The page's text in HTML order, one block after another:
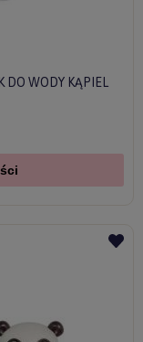
DO WODY KĄPIEL